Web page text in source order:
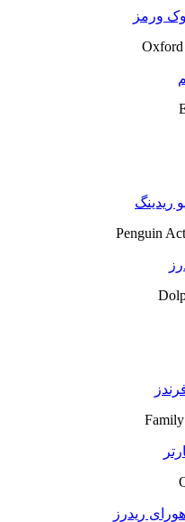
ورمز
ریدینگ
Penguin
ریدرز